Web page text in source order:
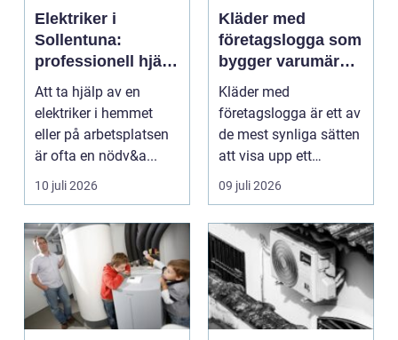
Elektriker i
Sollentuna:
professionell hjälp
när du behöver det
Att ta hjälp av en
elektriker i hemmet
eller på arbetsplatsen
är ofta en nödv&a...
10 juli 2026
Kläder med
företagslogga som
bygger varumärke
i vardagen
Kläder med
företagslogga är ett av
de mest synliga sätten
att visa upp ett
varum...
09 juli 2026